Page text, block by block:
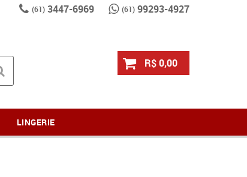
(61)3447-6969 (61)99293-4927
R$ 0,00
LINGERIE